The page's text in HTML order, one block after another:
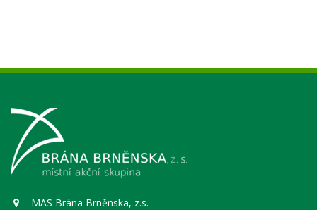
MAS Brána Brněnska, z.s.